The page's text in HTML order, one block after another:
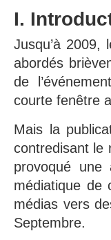
I.
Jusqu’à
abordés
de
courte fenêtre
Mais la
contredisant le
provoqué une
médiatique de
médias vers
Septembre.